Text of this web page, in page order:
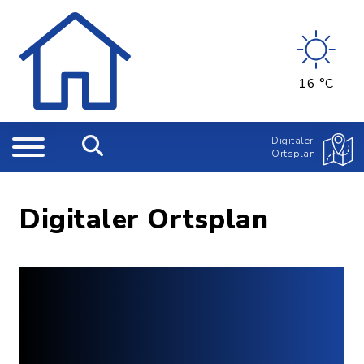
16 °C
Digitaler
Ortsplan
Digitaler Ortsplan